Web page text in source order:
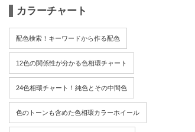
カラーチャート
配色検索！キーワードから作る配色
12色の関係性が分かる色相環チャート
24色相環チャート！純色とその中間色
色のトーンも含めた色相環カラーホイール